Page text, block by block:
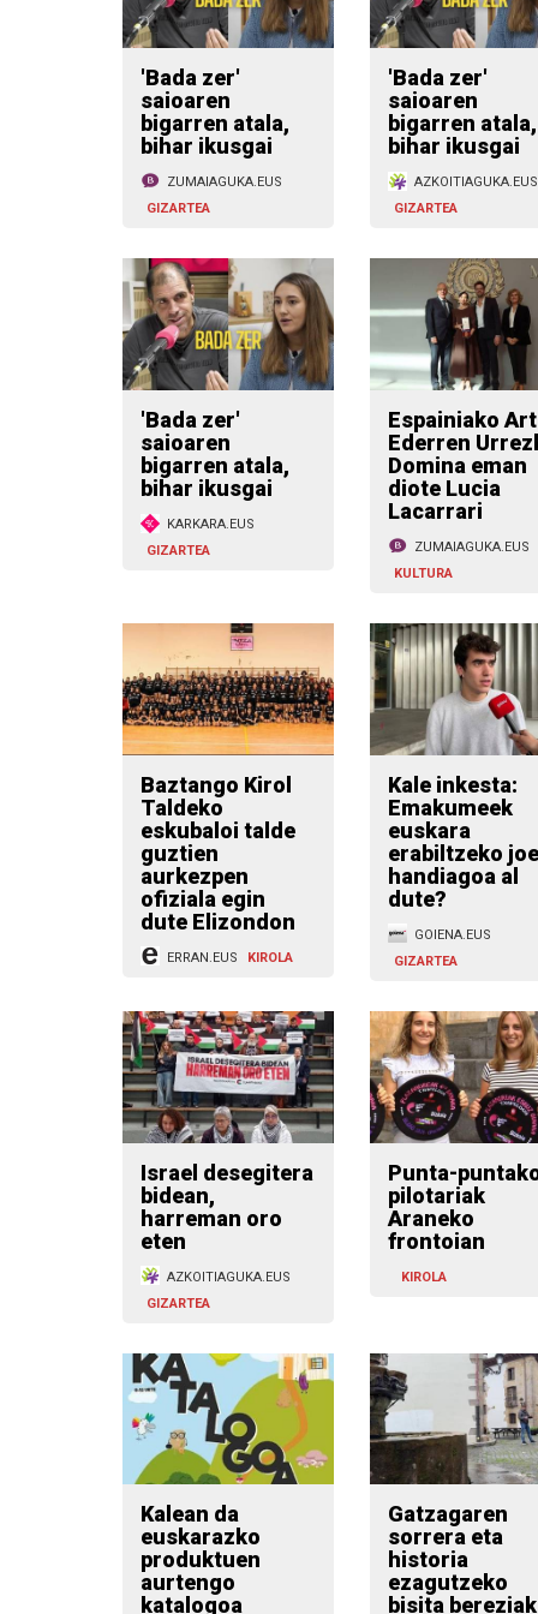
'Bada zer'
saioaren
bigarren atala,
bihar ikusgai
ZUMAIAGUKA.EUS
GIZARTEA
'Bada zer'
saioaren
bigarren atala,
bihar ikusgai
AZKOITIAGUKA.EUS
GIZARTEA
'Bada zer'
saioaren
bigarren atala,
bihar ikusgai
KARKARA.EUS
GIZARTEA
Espainiako
Ederren
Domina eman
diote Lucia
Lacarrari
ZUMAIAGUKA.EUS
KULTURA
Baztango Kirol
Taldeko
eskubaloi talde
guztien
aurkezpen
ofiziala egin
dute Elizondon
ERRAN.EUS KIROLA
Kale inkesta:
Emakumeek
euskara
erabiltzeko
handiagoa al
dute?
GOIENA.EUS
GIZARTEA
Israel desegitera
bidean,
harreman oro
eten
AZKOITIAGUKA.EUS
GIZARTEA
Punta-
pilotariak
Araneko
frontoian
KIROLA
Kalean da
euskarazko
produktuen
aurtengo
katalogoa
Gatzagaren
sorrera eta
historia
ezagutzeko
bisita bereziak